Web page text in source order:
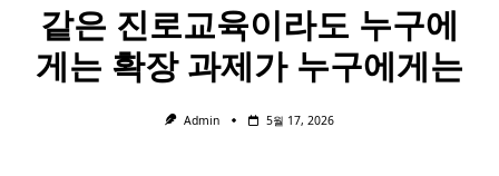
같은 진로교육이라도 누구에
게는 확장 과제가 누구에게는
Admin 5월 17, 2026